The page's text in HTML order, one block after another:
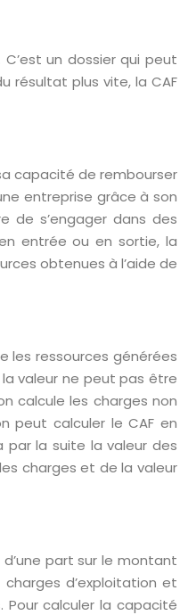
un dossier qui peut
résultat plus vite, la CAF
capacité de rembourser
entreprise grâce à son
de s’engager dans des
entrée ou en sortie, la
obtenues à l’aide de
les ressources générées
valeur ne peut pas être
calcule les charges non
peut calculer le CAF en
la suite la valeur des
charges et de la valeur
part sur le montant
d’exploitation et
Pour calculer la capacité